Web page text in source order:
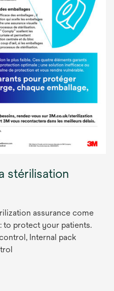
stérilisation
assurance come
to protect your patients.
Internal pack